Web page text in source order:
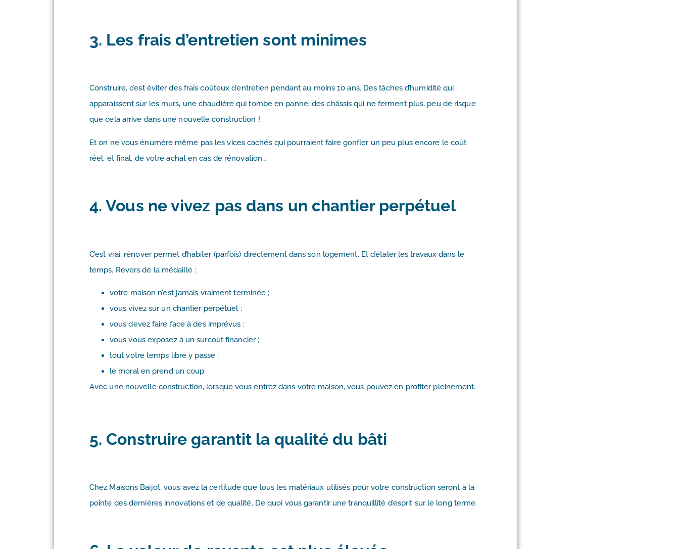
3. Les frais d’entretien sont minimes
Construire, c’est éviter des frais coûteux d’entretien pendant au moins 10 ans. Des tâches d’humidité qui
apparaissent sur les murs, une chaudière qui tombe en panne, des châssis qui ne ferment plus, peu de risque
que cela arrive dans une nouvelle construction !
Et on ne vous énumère même pas les vices cachés qui pourraient faire gonfler un peu plus encore le coût
réel, et final, de votre achat en cas de rénovation…
4. Vous ne vivez pas dans un chantier perpétuel
C’est vrai, rénover permet d’habiter (parfois) directement dans son logement. Et d’étaler les travaux dans le
temps. Revers de la médaille :
votre maison n’est jamais vraiment terminée ;
vous vivez sur un chantier perpétuel ;
vous devez faire face à des imprévus ;
vous vous exposez à un surcoût financier ;
tout votre temps libre y passe ;
le moral en prend un coup.
Avec une nouvelle construction, lorsque vous entrez dans votre maison, vous pouvez en profiter pleinement.
5. Construire garantit la qualité du bâti
Chez Maisons Baijot, vous avez la certitude que tous les matériaux utilisés pour votre construction seront à la
pointe des dernières innovations et de qualité. De quoi vous garantir une tranquillité d’esprit sur le long terme.